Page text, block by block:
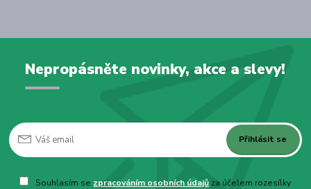
Nepropásněte novinky, akce a slevy!
Přihlásit se
Souhlasím se zpracováním osobních údajů za účelem rozesílky